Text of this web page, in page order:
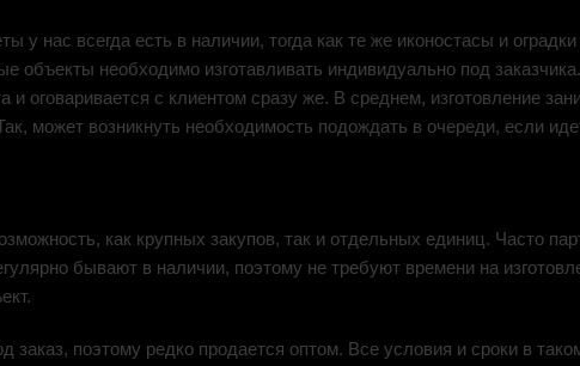
нас всегда есть в наличии, тогда как те же иконостасы и
объекты необходимо изготавливать индивидуально под
и оговаривается с клиентом сразу же. В среднем, изготовление
может возникнуть необходимость подождать в очереди, если
как крупных закупов, так и отдельных единиц. Часто
бывают в наличии, поэтому не требуют времени на
заказ, поэтому редко продается оптом. Все условия и сроки в